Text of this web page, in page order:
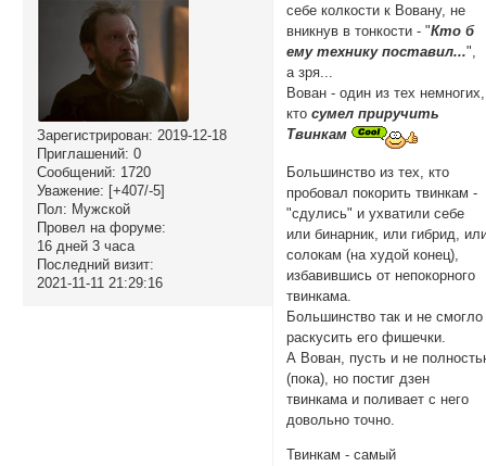
Зарегистрирован: 2019-12-18
Приглашений: 0
Сообщений: 1720
Уважение: [+407/-5]
Пол: Мужской
Провел на форуме:
16 дней 3 часа
Последний визит:
2021-11-11 21:29:16
себе колкости к Вовану, не
вникнув в тонкости - "Кто б
ему технику поставил...",
а зря...
Вован - один из тех немногих,
ктосумел приручить
Твинкам
Большинство из тех, кто
пробовал покорить твинкам -
"сдулись" и ухватили себе
или бинарник, или гибрид,
солокам (на худой конец),
избавившись от непокорного
твинкама.
Большинство так и не смогло
раскусить его фишечки.
А Вован, пусть и не
(пока), но постиг дзен
твинкама и поливает с него
довольно точно.
Твинкам - самый